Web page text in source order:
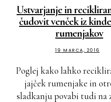
Ustvarjanje in
čudovit venček iz
rumenjakov
19 MARCA, 2016
Poglej kako lahko
jajček rumenjake in
sladkanju povabi tudi na